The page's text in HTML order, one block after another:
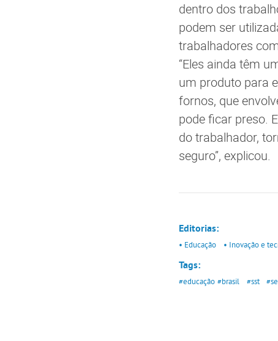
dentro dos
podem ser
trabalhadores
“Eles ainda têm
um produto para
fornos, que
pode ficar preso.
do trabalhador,
seguro”, explicou.
Editorias:
• Educação • Inovação e
Tags:
#educação #brasil #sst